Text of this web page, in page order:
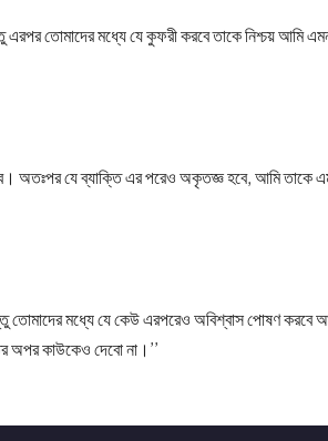
তোমাদের মধ্যে যে কুফরী করবে তাকে নিশ্চয় আমি
অতঃপর যে ব্যাক্তি এর পরেও অকৃতজ্ঞ হবে, আমি তাকে
মধ্যে যে কেউ এরপরেও অবিশ্বাস পোষণ করবে
অপর কাউকেও দেবো না।’’